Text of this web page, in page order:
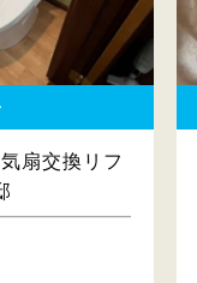
扇交換リフ